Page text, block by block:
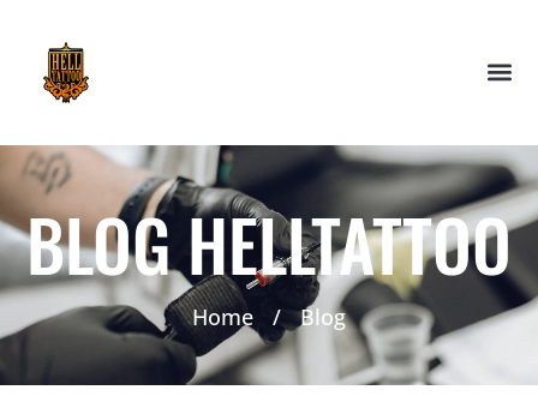
BLOG HELLTATTOO
Home / Blog